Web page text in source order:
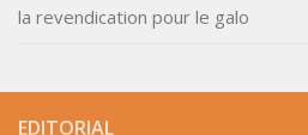
la revendication pour le galo
EDITORIAL